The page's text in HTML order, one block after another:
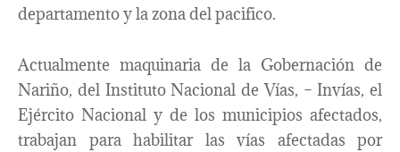
departamento y la zona del pacifico.
Actualmente maquinaria de la Gobernación de
Nariño, del Instituto Nacional de Vías, – Invías, el
Ejército Nacional y de los municipios afectados,
trabajan para habilitar las vías afectadas por